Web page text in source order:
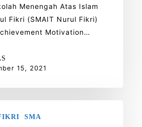
Menengah Atas Islam
Fikri (SMAIT Nurul Fikri)
Motivation…
15, 2021
SMA